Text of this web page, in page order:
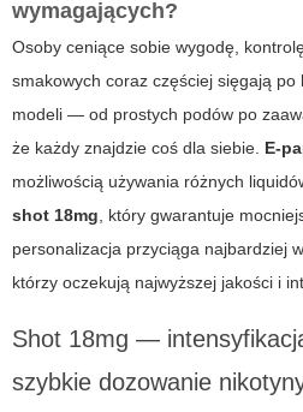
wymagających?
Osoby ceniące sobie wygodę,
smakowych coraz częściej sięgają po
modeli — od prostych podów po
że każdy znajdzie coś dla siebie. E-
możliwością używania różnych
shot 18mg , który gwarantuje
personalizacja przyciąga najbardziej
którzy oczekują najwyższej jakości i
Shot 18mg —
szybkie dozowanie